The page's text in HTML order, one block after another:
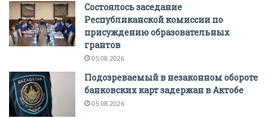
Состоялось заседание
Республиканской комиссии по
присуждению образовательных
грантов
05.08.2026
Подозреваемый в незаконном обороте
банковских карт задержан в Актобе
05.08.2026